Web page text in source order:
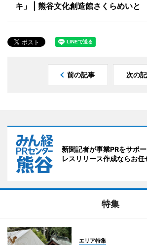
キ」 | 熊谷文化創造館さくらめい
前の記事 次の
新聞記者が事業PRをサポ
レスリリース作成ならお任
特集
エリア特集